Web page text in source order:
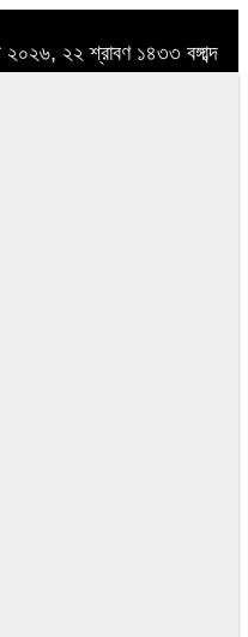
২২ শ্রাবণ ১৪৩৩ বঙ্গাব্দ